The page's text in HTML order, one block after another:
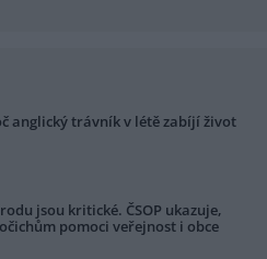
anglický trávník v létě zabíjí život
jsou kritické. ČSOP ukazuje,
pomoci veřejnost i obce